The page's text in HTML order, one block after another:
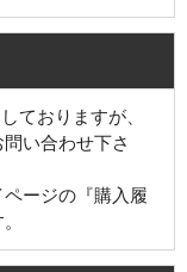
ておりますが、
い合わせ下さ
ージの『購入履